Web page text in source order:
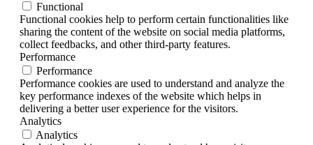
Functional
Functional cookies help to perform certain functionalities like
sharing the content of the website on social media platforms,
collect feedbacks, and other third-party features.
Performance
Performance
Performance cookies are used to understand and analyze the
key performance indexes of the website which helps in
delivering a better user experience for the visitors.
Analytics
Analytics